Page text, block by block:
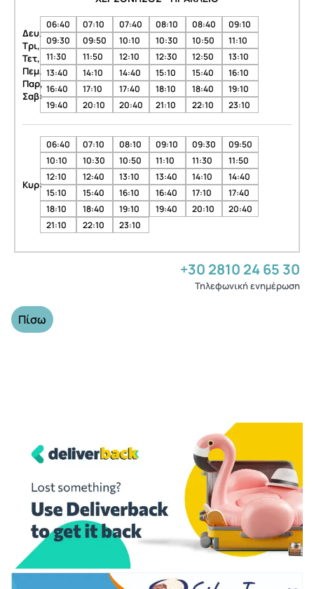
Δευ,
Τρι,
Τετ,
Πεμ,
Παρ,
Σαβ:
06:40 07:10 07:40 08:10 08:40
09:10
09:30
09:50 10:10 10:30 10:50
11:10
11:30
11:50 12:10 12:30 12:50
13:10
13:40
14:10 14:40 15:10 15:40
16:10
16:40
17:10 17:40 18:10 18:40
19:10
19:40
20:10 20:40 21:10 22:10 23:10
Κυρ:
06:40 07:10 08:10 09:10 09:30
09:50
10:10
10:30 10:50 11:10 11:30
11:50
12:10
12:40 13:10 13:40 14:10
14:40
15:10
15:40 16:10 16:40 17:10
17:40
18:10
18:40 19:10 19:40 20:10
20:40
21:10
22:10 23:10
+30 2810 24 65 30
Τηλεφωνική ενημέρωση
Πίσω